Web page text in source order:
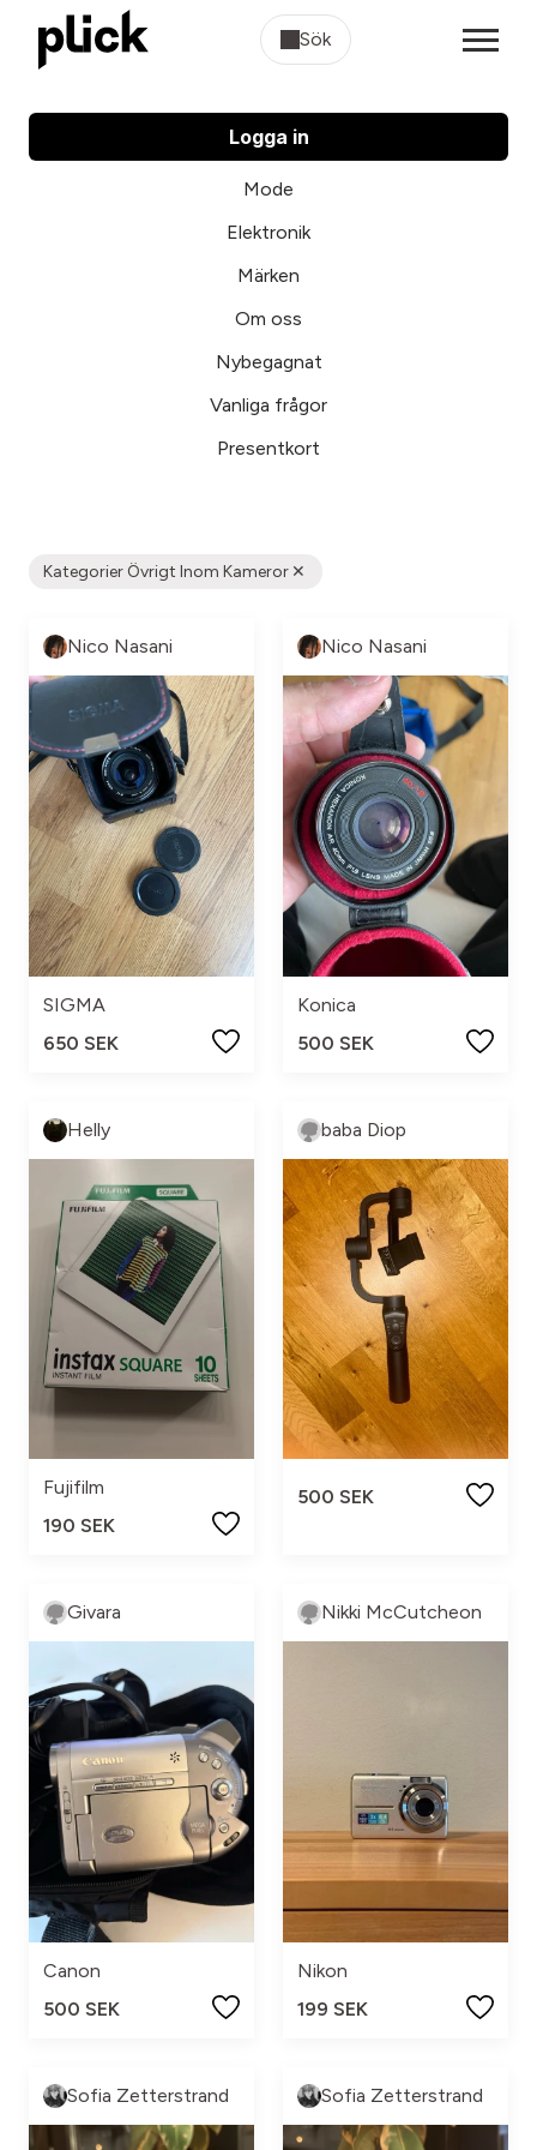
Sök
Logga in
Mode
Elektronik
Märken
Om oss
Nybegagnat
Vanliga frågor
Presentkort
Kategorier Övrigt Inom Kameror
Nico Nasani
SIGMA
650 SEK
Nico Nasani
Konica
500 SEK
Helly
Fujifilm
190 SEK
baba Diop
500 SEK
Givara
Canon
500 SEK
Nikki McCutcheon
Nikon
199 SEK
Sofia Zetterstrand Sofia Zetterstrand